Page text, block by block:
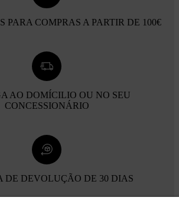
PARA COMPRAS A PARTIR DE 100€
AO DOMÍCILIO OU NO SEU
CONCESSIONÁRIO
DE DEVOLUÇÃO DE 30 DIAS